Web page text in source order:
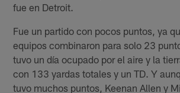
fue en Detroit.
Fue un partido con pocos puntos, ya
equipos combinaron para solo 23
tuvo un día ocupado por el aire y la
con 133 yardas totales y un TD. Y
tuvo muchos puntos, Keenan Allen y